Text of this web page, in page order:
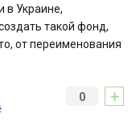
в Украине,
такой фонд,
от переименования
+
0